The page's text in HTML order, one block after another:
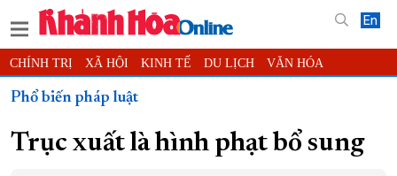
En
CHÍNH TRỊ XÃ HỘI KINH TẾ DU LỊCH VĂN HÓA
THỂ THAO ĐỜI SỐNG
THẾ GIỚI MULTIMEDIA VIDEO ĐỌC BÁO ONLINE
Phổ biến pháp luật
Trục xuất là hình phạt bổ sung